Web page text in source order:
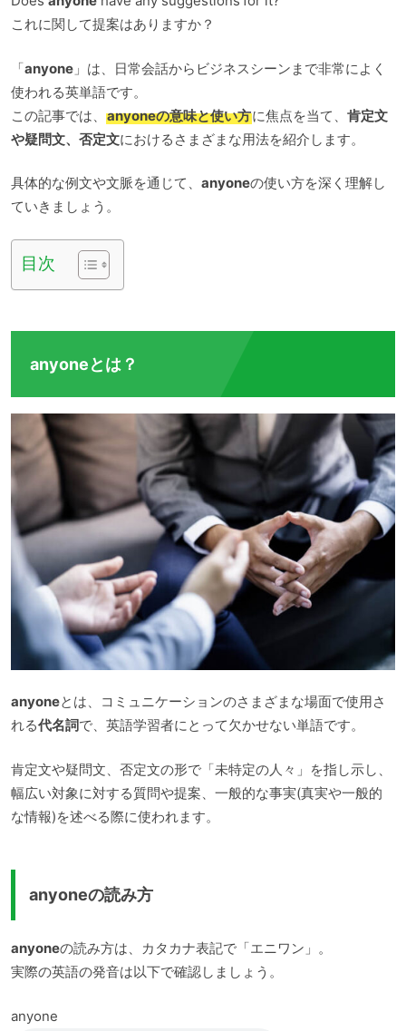
これに関して提案はありますか？
「anyone」は、日常会話からビジネスシーンまで非常によく
使われる英単語です。
この記事では、 anyoneの意味と使い方に焦点を当て、 肯定文
や疑問文、否定文におけるさまざまな用法を紹介します。
具体的な例文や文脈を通じて、 anyoneの使い方を深く理解し
ていきましょう。
目次
anyoneとは？
anyoneとは、コミュニケーションのさまざまな場面で使用さ
れる代名詞で、英語学習者にとって欠かせない単語です。
肯定文や疑問文、否定文の形で「未特定の人々」を指し示し、
幅広い対象に対する質問や提案、一般的な事実(真実や一般的
な情報)を述べる際に使われます。
anyoneの読み方
anyoneの読み方は、カタカナ表記で「エニワン」。
実際の英語の発音は以下で確認しましょう。
anyone